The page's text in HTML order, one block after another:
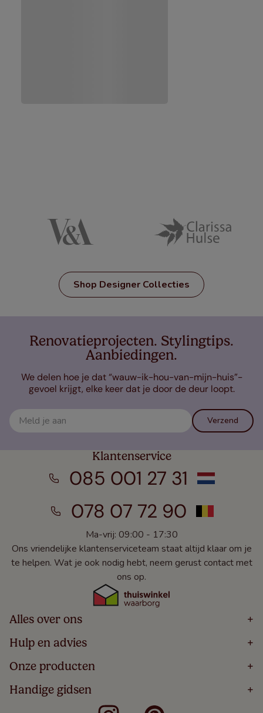
Shop Designer Collecties
Renovatieprojecten. Stylingtips.
Aanbiedingen.
We delen hoe je dat “wauw-ik-hou-van-mijn-huis”-
gevoel krijgt, elke keer dat je door de deur loopt.
Verzend
Klantenservice
085 001 27 31
078 07 72 90
Ma-vrij: 09:00 - 17:30
Ons vriendelijke klantenserviceteam staat altijd klaar om je
te helpen. Wat je ook nodig hebt, neem gerust contact met
ons op.
Alles over ons +
Home
Over
Bestellen
Winacties
Hulp en advies +
Volg Je Bestelling
Levering
5 Jaar Garantie
Algemene Voorwaarden
Onze producten +
Houten Jaloezieën
Rolgordijnen
Handige gidsen +
Meten Voor Raamdecoratie